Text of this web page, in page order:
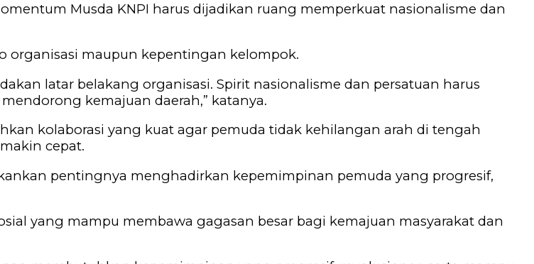
Musda KNPI harus dijadikan ruang memperkuat nasionalisme dan
organisasi maupun kepentingan kelompok.
latar belakang organisasi. Spirit nasionalisme dan persatuan harus
kemajuan daerah,” katanya.
kolaborasi yang kuat agar pemuda tidak kehilangan arah di tengah
cepat.
pentingnya menghadirkan kepemimpinan pemuda yang progresif,
yang mampu membawa gagasan besar bagi kemajuan masyarakat dan